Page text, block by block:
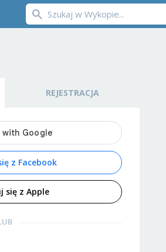
REJESTRACJA
z Facebook
się z Apple